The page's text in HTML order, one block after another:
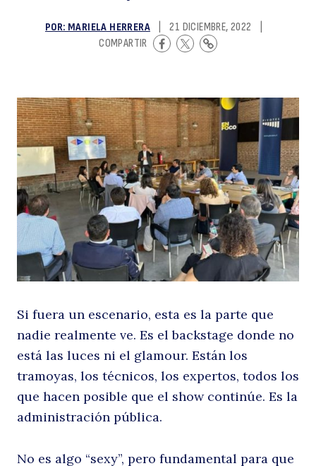
el
POR: MARIELA HERRERA 21 DICIEMBRE, 2022
COMPARTIR
Si fuera un escenario, esta es la parte que
nadie realmente ve. Es el backstage donde no
está las luces ni el glamour. Están los
tramoyas, los técnicos, los expertos, todos los
que hacen posible que el show continúe. Es la
administración pública.
No es algo “sexy”, pero fundamental para que